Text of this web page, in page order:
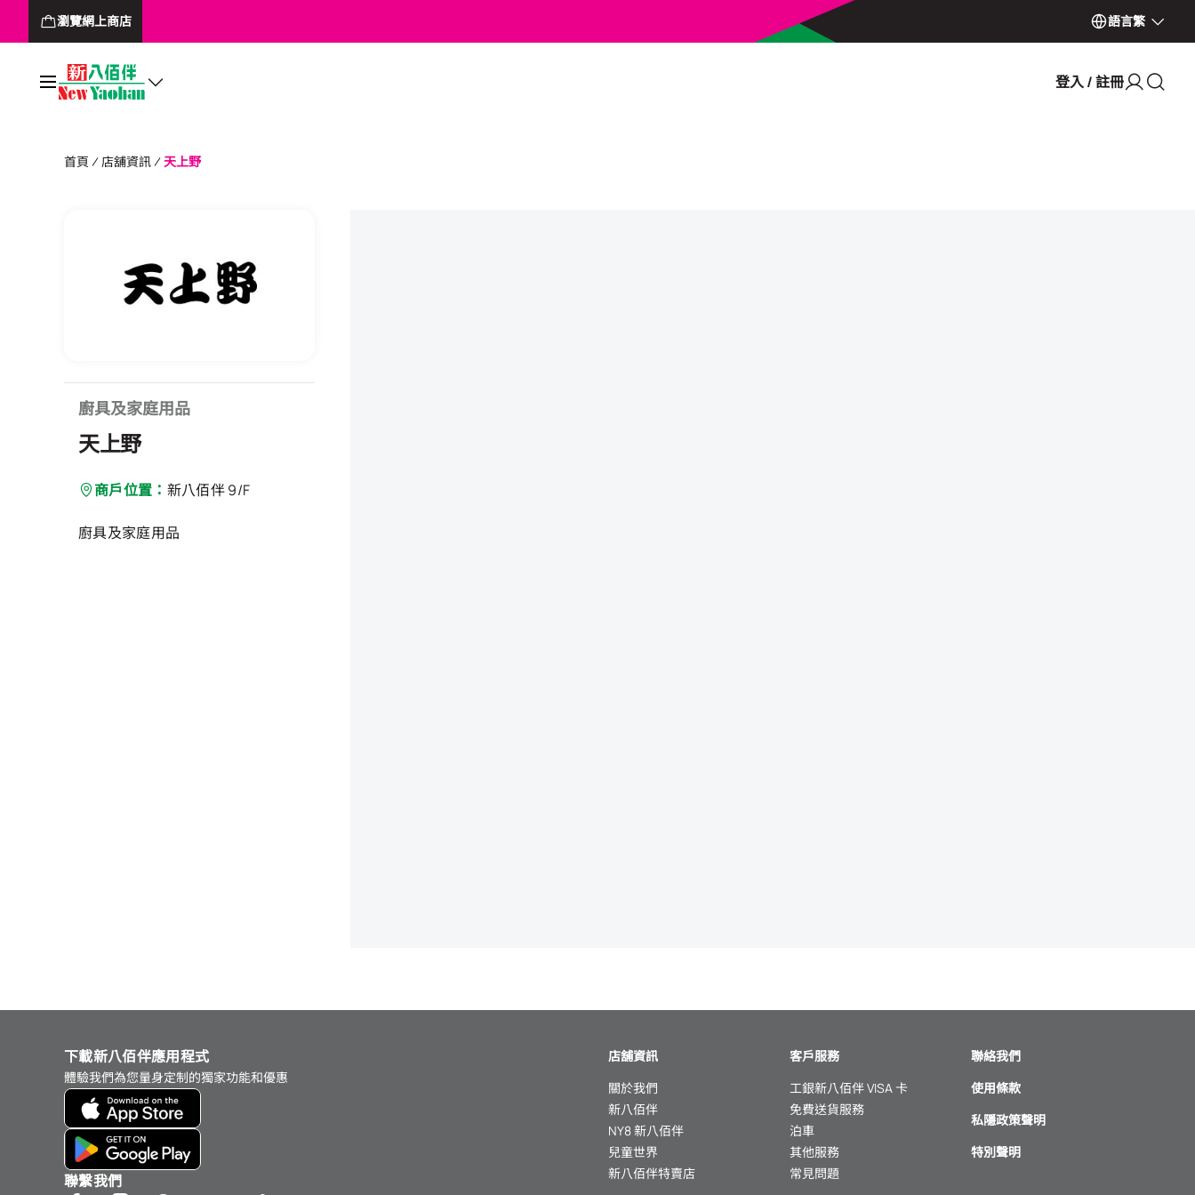
瀏覽網上商店 語言繁
登入 / 註冊
首頁 店舖資訊 天上野
廚具及家庭用品
天上野
商戶位置： 新八佰伴 9/F
廚具及家庭用品
下載新八佰伴應用程式
體驗我們為您量身定制的獨家功能和優惠
聯繫我們
店舖資訊
關於我們
新八佰伴
NY8 新八佰伴
兒童世界
新八佰伴特賣店
客戶服務
工銀新八佰伴 VISA 卡
免費送貨服務
泊車
其他服務
常見問題
聯絡我們
使用條款
私隱政策聲明
特別聲明